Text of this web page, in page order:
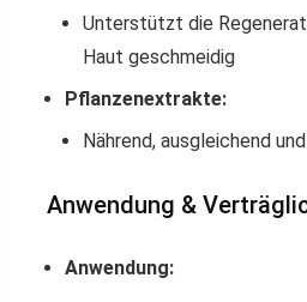
Unterstützt die
Haut geschmeidig
Pflanzenextrakte:
Nährend, ausgleichend
Anwendung &
Anwendung: